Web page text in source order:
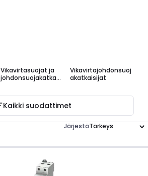
Vikavirtasuojat ja
johdonsuojakatkais
Vikavirtajohdonsuoj
akatkaisijat
Kaikki suodattimet
Järjestä